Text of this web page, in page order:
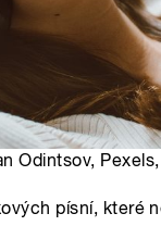
Odintsov, Pexels,
písní, které